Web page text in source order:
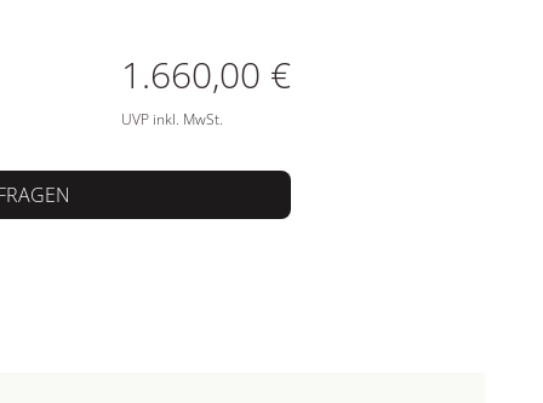
1.660,00 €
UVP inkl. MwSt.